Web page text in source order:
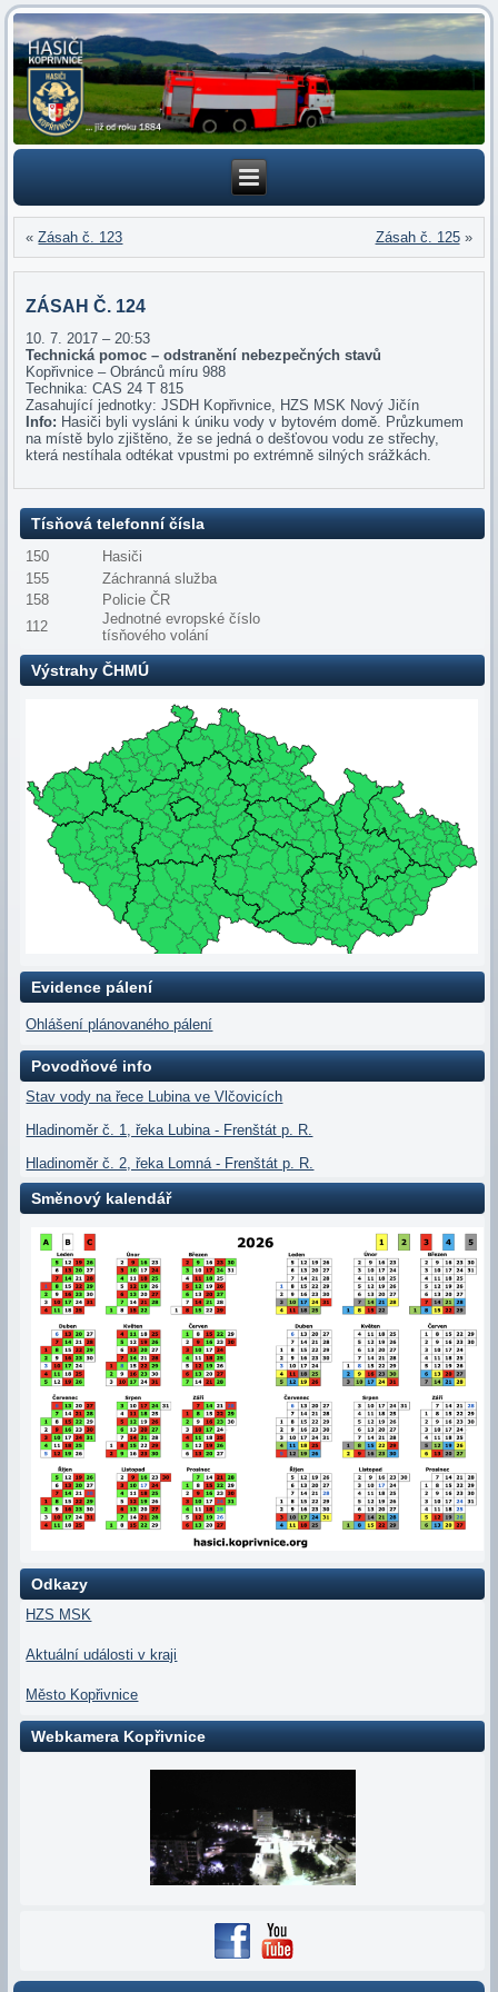
«Zásah č. 123 Zásah č. 125»
ZÁSAH Č. 124
10. 7. 2017 – 20:53
Technická pomoc – odstranění nebezpečných stavů
Kopřivnice – Obránců míru 988
Technika: CAS 24 T 815
Zasahující jednotky: JSDH Kopřivnice, HZS MSK Nový Jičín
Info: Hasiči byli vysláni k úniku vody v bytovém domě. Průzkumem
na místě bylo zjištěno, že se jedná o dešťovou vodu ze střechy,
která nestíhala odtékat vpustmi po extrémně silných srážkách.
Tísňová telefonní čísla
150
Hasiči
155
Záchranná služba
158
Policie ČR
112
Jednotné evropské číslo
tísňového volání
Výstrahy ČHMÚ
Evidence pálení
Ohlášení plánovaného pálení
Povodňové info
Stav vody na řece Lubina ve Vlčovicích
Hladinoměr č. 1, řeka Lubina - Frenštát p. R.
Hladinoměr č. 2, řeka Lomná - Frenštát p. R.
Směnový kalendář
Odkazy
HZS MSK
Aktuální události v kraji
Město Kopřivnice
Webkamera Kopřivnice